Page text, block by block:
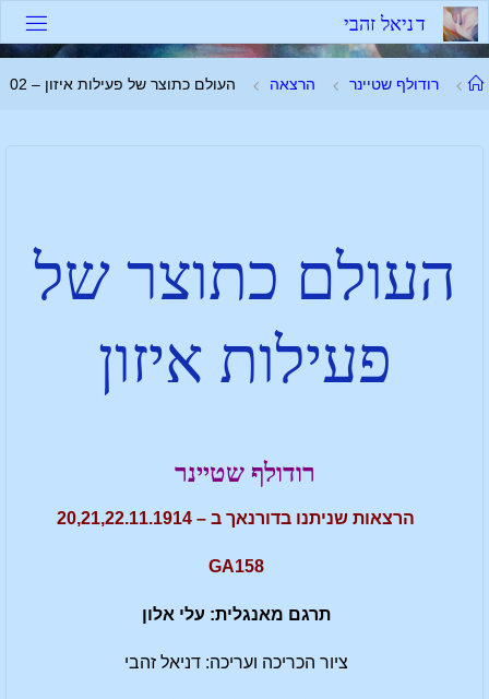
דניאל זהבי
רודולף שטיינר הרצאה העולם כתוצר של פעילות איזון – 02
העולם כתוצר של
פעילות איזון
רודולף שטיינר
הרצאות שניתנו בדורנאך ב – 20,21,22.11.1914
GA158
תרגם מאנגלית: עלי אלון
ציור הכריכה ועריכה: דניאל זהבי